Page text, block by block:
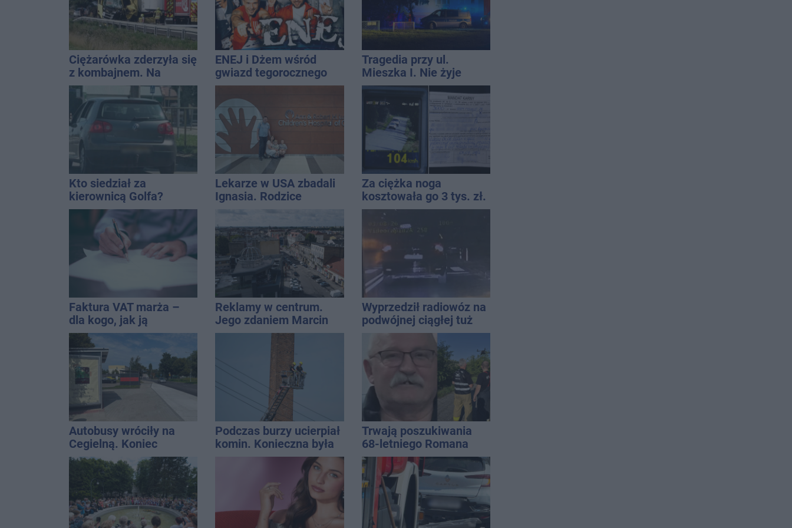
Ciężarówka zderzyła się
z kombajnem. Na
miejscu lądował
śmigłowiec LPR
ENEJ i Dżem wśród
gwiazd tegorocznego
święta miasta
Tragedia przy ul.
Mieszka I. Nie żyje
osoba, która wypadła z
czwartego piętra
Kto siedział za
kierownicą Golfa?
Kierowca zbiegł po
kolizji
Lekarze w USA zbadali
Ignasia. Rodzice
przekazali wieści
Za ciężka noga
kosztowała go 3 tys. zł.
Do tego 13 punktów
Faktura VAT marża –
dla kogo, jak ją
wystawić i jak rozliczyć
Reklamy w centrum.
Jego zdaniem Marcin
Wroński jest w błędzie
Wyprzedził radiowóz na
podwójnej ciągłej tuż
przed pasami
Autobusy wróciły na
Cegielną. Koniec
remontu zatok
Podczas burzy ucierpiał
komin. Konieczna była
interwencja strażaków
Trwają poszukiwania
68-letniego Romana
Kucały